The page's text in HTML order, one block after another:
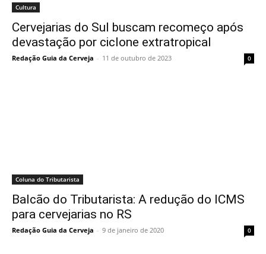
Cultura
Cervejarias do Sul buscam recomeço após
devastação por ciclone extratropical
Redação Guia da Cerveja - 11 de outubro de 2023 0
Coluna do Tributarista
Balcão do Tributarista: A redução do ICMS
para cervejarias no RS
Redação Guia da Cerveja - 9 de janeiro de 2020 0